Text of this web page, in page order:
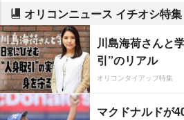
オリコンニュース イチオシ特集
川島海荷さんと
引”のリアル
オリコンタイアップ特集
マクドナルドが